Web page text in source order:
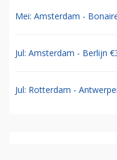
Mei: Amsterdam -
Jul: Amsterdam - Berlijn
Jul: Rotterdam -